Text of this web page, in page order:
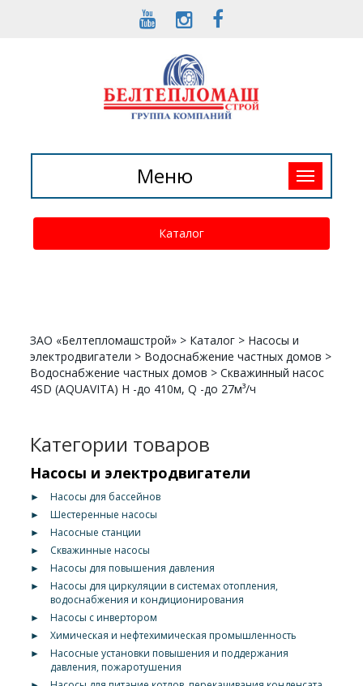
Toggle
navigation
Меню
Каталог
ЗАО «Белтепломашстрой» > Каталог > Насосы и
электродвигатели > Водоснабжение частных домов >
Водоснабжение частных домов >Скважинный насос
4SD (AQUAVITA) H -до 410м, Q -до 27м³/ч
Категории товаров
Насосы и электродвигатели
►
Насосы для бассейнов
►
Шестеренные насосы
►
Насосные станции
►
Скважинные насосы
►
Насосы для повышения давления
►
Насосы для циркуляции в системах отопления,
водоснабжения и кондиционирования
►
Насосы с инвертором
►
Химическая и нефтехимическая промышленность
►
Насосные установки повышения и поддержания
давления, пожаротушения